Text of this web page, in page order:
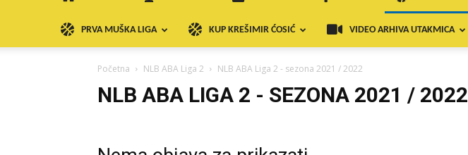
PRVA MUŠKA LIGA KUP KREŠIMIR ĆOSIĆ VIDEO ARHIVA UTAKMICA
Početna NLB ABA Liga 2 NLB ABA Liga 2 - sezona 2021 / 2022
NLB ABA LIGA 2 - SEZONA 2021 / 2022